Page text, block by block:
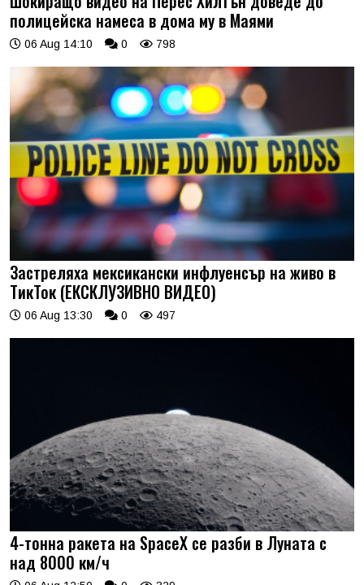
полицейска намеса в дома му в Маями
06 Aug 14:10 0 798
Застреляха мексикански инфлуенсър на живо в
ТикТок (ЕКСКЛУЗИВНО ВИДЕО)
06 Aug 13:30 0 497
4-тонна ракета на SpaceX се разби в Луната с
над 8000 км/ч